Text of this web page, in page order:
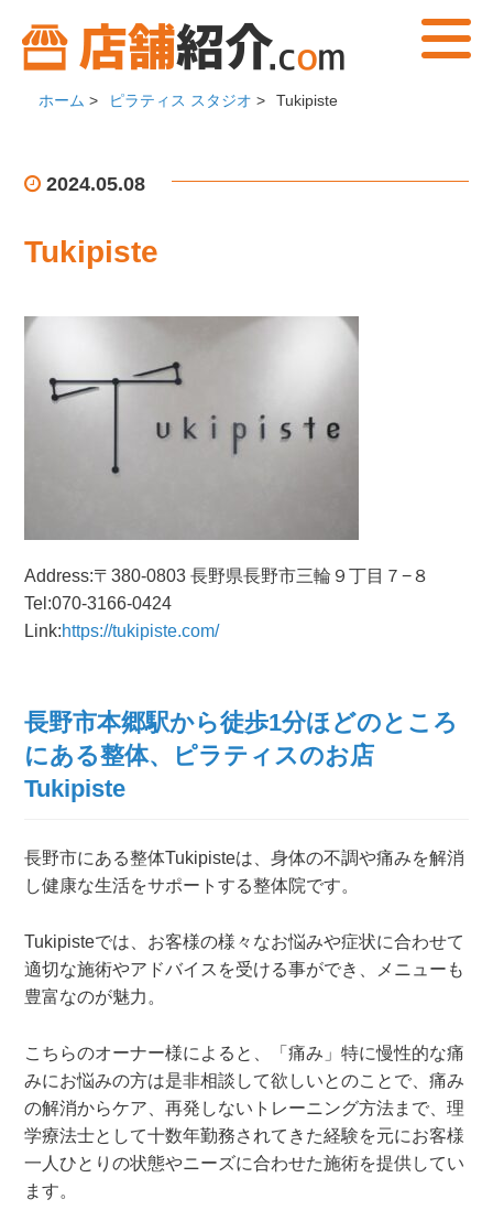
ホーム > ピラティス スタジオ > Tukipiste
2024.05.08
Tukipiste
Address:〒380-0803 長野県長野市三輪９丁目７−８
Tel:070-3166-0424
Link:https://tukipiste.com/
長野市本郷駅から徒歩1分ほどのところ
にある整体、ピラティスのお店
Tukipiste
長野市にある整体Tukipisteは、身体の不調や痛みを解消
し健康な生活をサポートする整体院です。
Tukipisteでは、お客様の様々なお悩みや症状に合わせて
適切な施術やアドバイスを受ける事ができ、メニューも
豊富なのが魅力。
こちらのオーナー様によると、「痛み」特に慢性的な痛
みにお悩みの方は是非相談して欲しいとのことで、痛み
の解消からケア、再発しないトレーニング方法まで、理
学療法士として十数年勤務されてきた経験を元にお客様
一人ひとりの状態やニーズに合わせた施術を提供してい
ます。